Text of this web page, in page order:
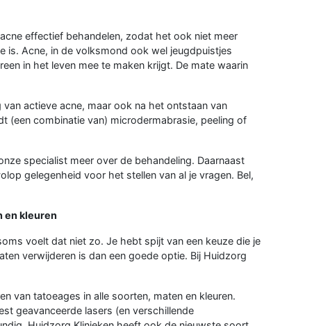
effectief behandelen, zodat het ook niet meer
is. Acne, in de volksmond ook wel jeugdpuistjes
in het leven mee te maken krijgt. De mate waarin
actieve acne, maar ook na het ontstaan van
(een combinatie van) microdermabrasie, peeling of
specialist meer over de behandeling. Daarnaast
gelegenheid voor het stellen van al je vragen. Bel,
en kleuren
voelt dat niet zo. Je hebt spijt van een keuze die je
verwijderen is dan een goede optie. Bij Huidzorg
van tatoeages in alle soorten, maten en kleuren.
geavanceerde lasers (en verschillende